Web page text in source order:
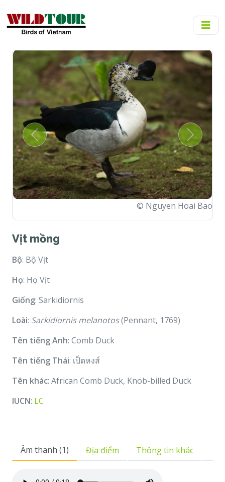
© Nguyen Hoai Bao
Previous Next
Vịt mồng
Bộ: Bộ Vịt
Họ: Họ Vịt
Giống: Sarkidiornis
Loài: Sarkidiornis melanotos(Pennant, 1769)
Tên tiếng Anh: Comb Duck
Tên tiếng Thái: เป็ดหงส์
Tên khác: African Comb Duck, Knob-billed Duck
IUCN: LC
Âm thanh (1) Địa điểm Thông tin khác